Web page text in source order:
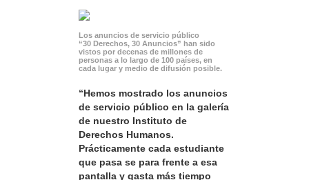
Los anuncios de servicio público
“30 Derechos, 30 Anuncios” han sido
vistos por decenas de millones de
personas a lo largo de 100 países, en
cada lugar y medio de difusión posible.
“Hemos mostrado los anuncios
de servicio público en la galería
de nuestro Instituto de
Derechos Humanos.
Prácticamente cada estudiante
que pasa se para frente a esa
pantalla y gasta más tiempo